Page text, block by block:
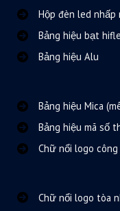
Hộp đèn led nhấp
Bảng hiệu bạt
Bảng hiệu Alu
Bảng hiệu Mica
Bảng hiệu mã số
Chữ nổi logo
Chữ nổi logo tòa